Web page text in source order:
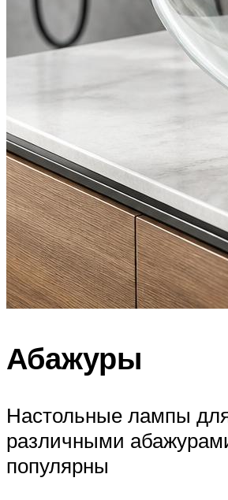
Абажуры
Настольные лампы
различными
популярны